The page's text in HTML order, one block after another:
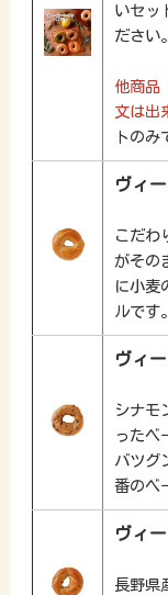
いセッ
ださい。
他商品
文は出
トのみ
ヴィ
こだわ
がその
に小麦
ルです
ヴィ
シナモ
ったベ
バツグ
番のベ
ヴィ
長野県